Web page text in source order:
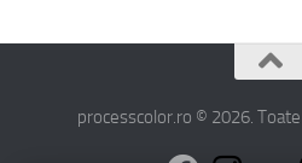
processcolor.ro © 2026.